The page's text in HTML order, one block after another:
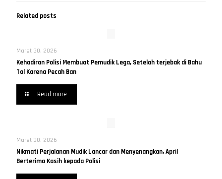
Related posts
Maret 30, 2026
Kehadiran Polisi Membuat Pemudik Lega, Setelah terjebak di Bahu
Tol Karena Pecah Ban
Read more
Maret 30, 2026
Nikmati Perjalanan Mudik Lancar dan Menyenangkan, April
Berterima Kasih kepada Polisi